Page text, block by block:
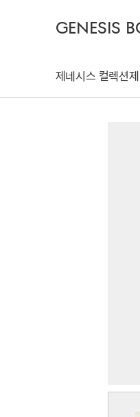
GENESIS
제네시스 컬렉션